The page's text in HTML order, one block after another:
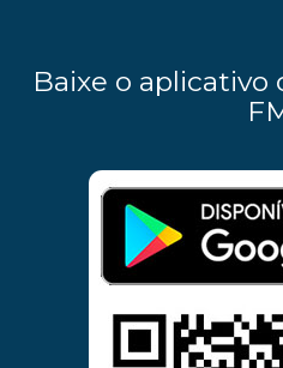
Baixe o aplicativo